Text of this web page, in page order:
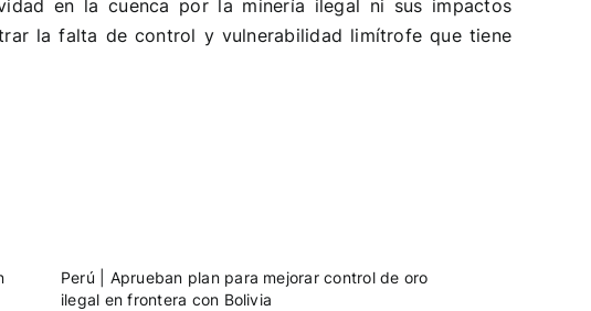
en la cuenca por la minería ilegal ni sus impactos
la falta de control y vulnerabilidad limítrofe que tiene
Perú | Aprueban plan para mejorar control de oro
ilegal en frontera con Bolivia